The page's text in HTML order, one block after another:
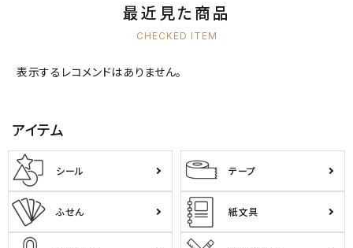
最近見た商品
CHECKED ITEM
表示するレコメンドはありません。
アイテム
シール テープ
ふせん 紙文具